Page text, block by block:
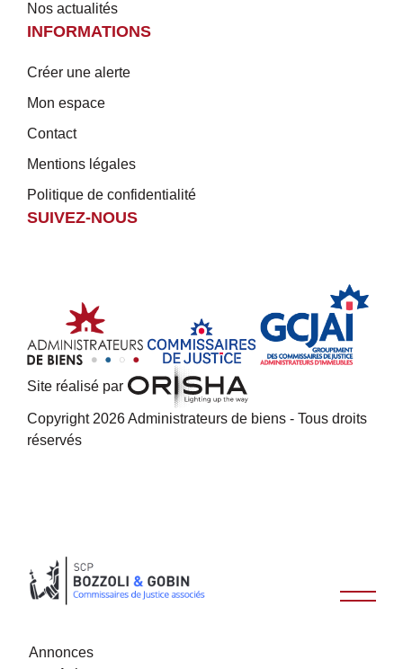
Nos actualités
INFORMATIONS
Créer une alerte
Mon espace
Contact
Mentions légales
Politique de confidentialité
SUIVEZ-NOUS
Site réalisé par
Copyright 2026 Administrateurs de biens - Tous droits
réservés
Annonces